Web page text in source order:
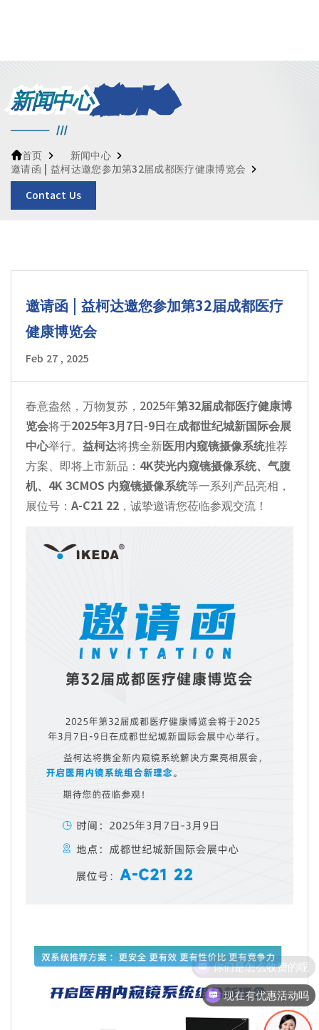
新闻中心
首页
新闻中心
邀请函 | 益柯达邀您参加第32届成都医疗健康博览会
Contact Us
邀请函 | 益柯达邀您参加第32届成都医疗
健康博览会
Feb 27 , 2025
春意盎然，万物复苏，2025年第32届成都医疗健康博
览会将于2025年3月7日-9日 在成都世纪城新国际会展
中心举行。 益柯达将携全新医用内窥镜摄像系统推荐
方案、即将上市新品： 4K荧光内窥镜摄像系统、气腹
机、4K 3CMOS 内窥镜摄像系统等一系列产品亮相，
展位号： A-C21 22 ，诚挚邀请您莅临参观交流！
你们是怎么收费的呢
现在有优惠活动吗